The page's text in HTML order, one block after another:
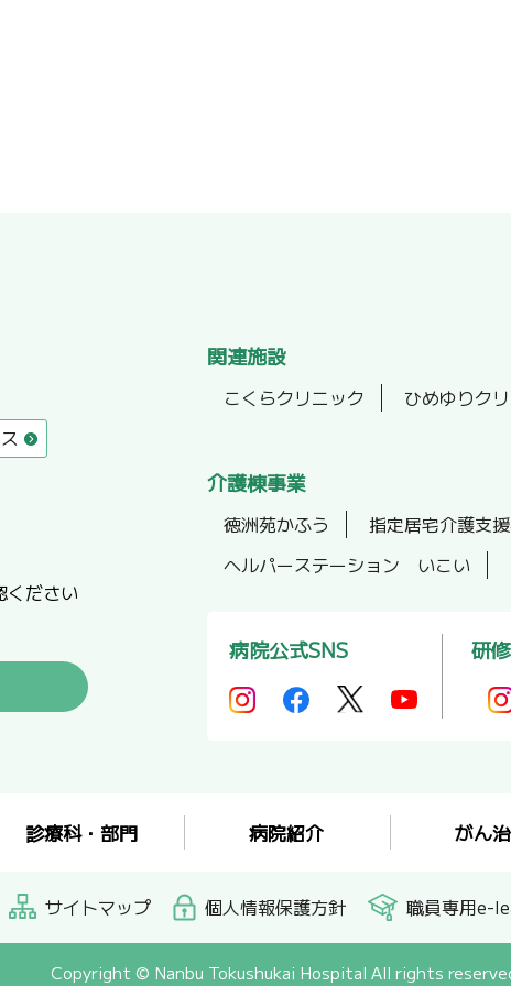
ください
関連施設
こくらクリニック ひめゆりク
介護棟事業
徳洲苑かふう 指定居宅介護支
ヘルパーステーション いこい
病院公式SNS 研
診療科・部門 病院紹介 がん
サイトマップ 個人情報保護方針 職員専用e-
Copyright © Nanbu Tokushukai Hospital All rights